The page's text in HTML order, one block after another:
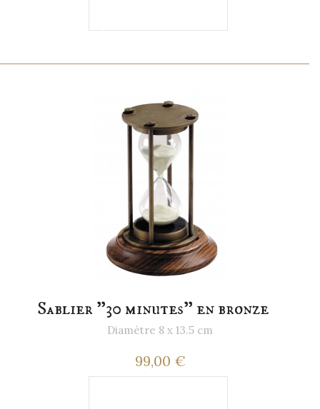
Sablier "30 minutes" en bronze
Diamètre 8 x 13.5 cm
99,00 €